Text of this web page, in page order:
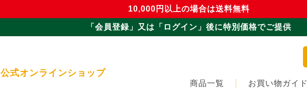
10,000円以上の場合は送料無料
「会員登録」又は「ログイン」後に特別価格でご提供
公式オンラインショップ
商品一覧 お買い物ガイド